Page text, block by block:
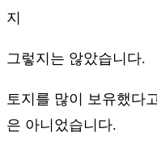
그렇지는 않았습니다.
토지를 많이 보유했다
은 아니었습니다.